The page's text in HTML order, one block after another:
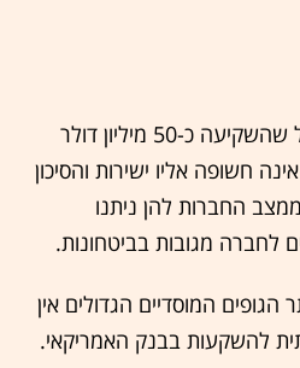
יצוין כי חברת הביטוח הראל שהשקיעה כ-50 מיליון דולר
בקרנות חוב של בנק SVB אינה חשופה אליו ישירות והסיכון
החברות להן ניתנו
לחברה מגובות בביטחונות.
הגופים המוסדיים הגדולים אין
להשקעות בבנק האמריקאי.